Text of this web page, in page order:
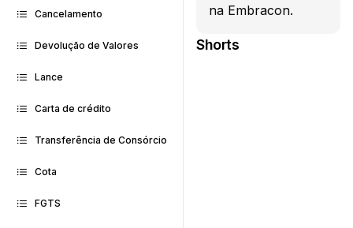
Cancelamento
Devolução de Valores
Lance
Carta de crédito
Transferência de Consórcio
Cota
FGTS
na Embracon.
Shorts